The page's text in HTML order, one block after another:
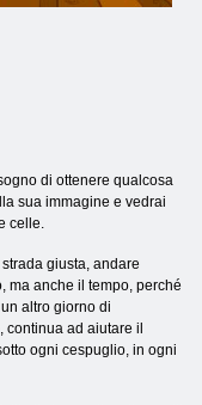
di ottenere qualcosa
sua immagine e vedrai
celle.
giusta, andare
ma anche il tempo, perché
altro giorno di
continua ad aiutare il
ogni cespuglio, in ogni